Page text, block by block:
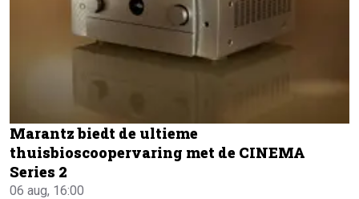
Marantz biedt de ultieme
thuisbioscoopervaring met de CINEMA
Series 2
06 aug, 16:00